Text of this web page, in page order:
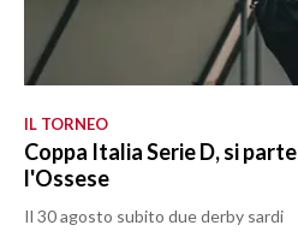
IL TORNEO
Coppa Italia Serie D, si
l'Ossese
Il 30 agosto subito due derby sardi